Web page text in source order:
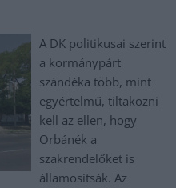
A DK politikusai szerint
a kormánypárt
szándéka több, mint
egyértelmű, tiltakozni
kell az ellen, hogy
Orbánék a
szakrendelőket is
államosítsák. Az